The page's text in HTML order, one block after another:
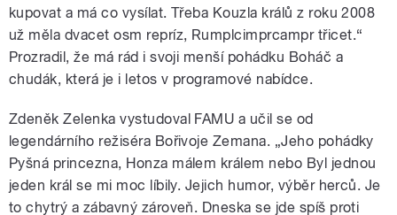
kupovat a má co vysílat. Třeba Kouzla králů z roku 2008
už měla dvacet osm repríz, Rumplcimprcampr třicet.“
Prozradil, že má rád i svoji menší pohádku Boháč a
chudák, která je i letos v programové nabídce.
Zdeněk Zelenka vystudoval FAMU a učil se od
legendárního režiséra Bořivoje Zemana. „Jeho pohádky
Pyšná princezna, Honza málem králem nebo Byl jednou
jeden král se mi moc líbily. Jejich humor, výběr herců. Je
to chytrý a zábavný zároveň. Dneska se jde spíš proti